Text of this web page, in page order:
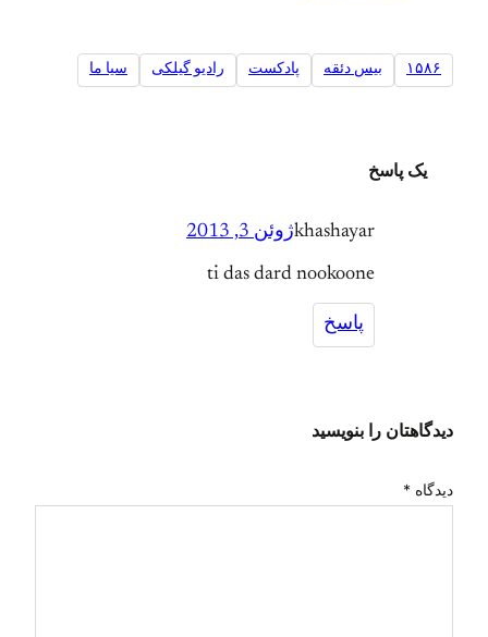
۱۵۸۶ بیس دئقه پادکست رادیو گیلکی سيا ما
یک پاسخ
khashayarژوئن 3, 2013
ti das dard nookoone
پاسخ
دیدگاهتان را بنویسید
دیدگاه *